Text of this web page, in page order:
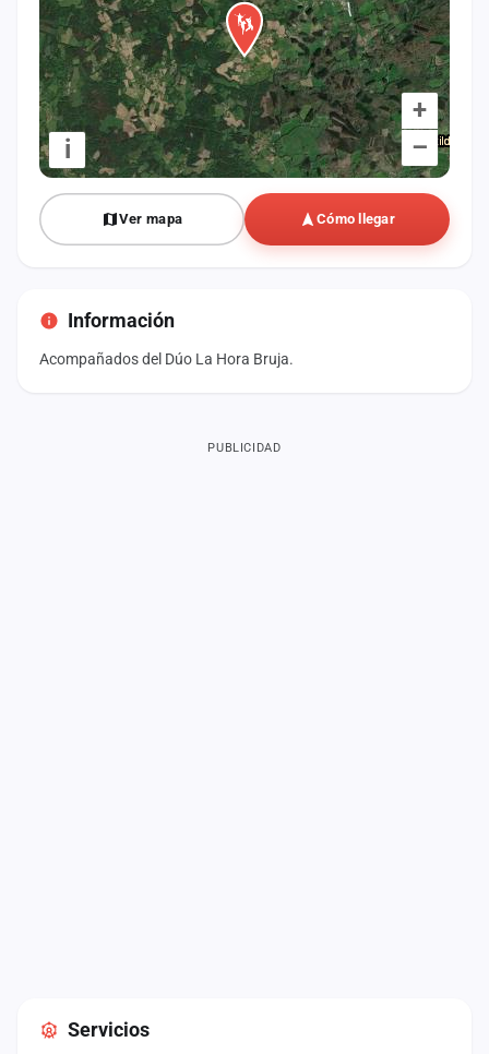
+
–
i
Ver mapa Cómo llegar
Información
Acompañados del Dúo La Hora Bruja.
Servicios
PUBLICIDAD